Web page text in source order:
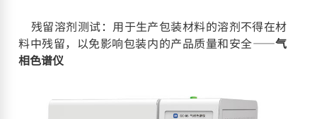
残留溶剂测试：用于生产包装材料的溶剂不得在材
料中残留，以免影响包装内的产品质量和安全——气
相色谱仪